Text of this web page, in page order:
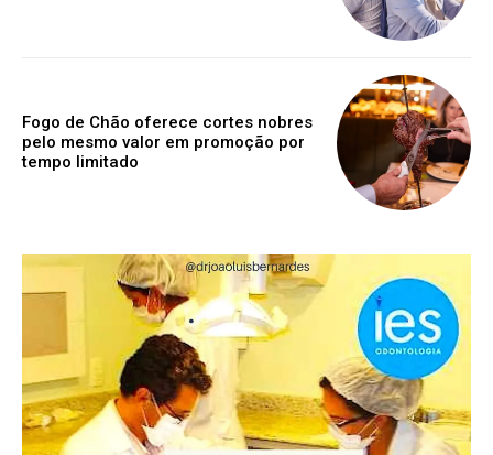
Fogo de Chão oferece cortes nobres
pelo mesmo valor em promoção por
tempo limitado